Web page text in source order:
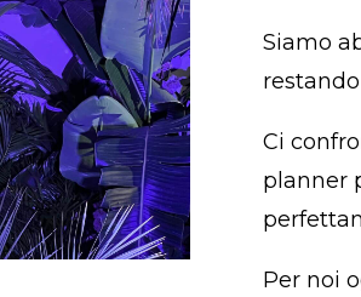
Siamo
restando
Ci
planner
Per noi